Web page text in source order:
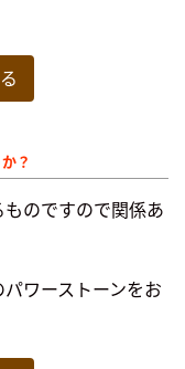
？
のですので関係あ
ワーストーンをお